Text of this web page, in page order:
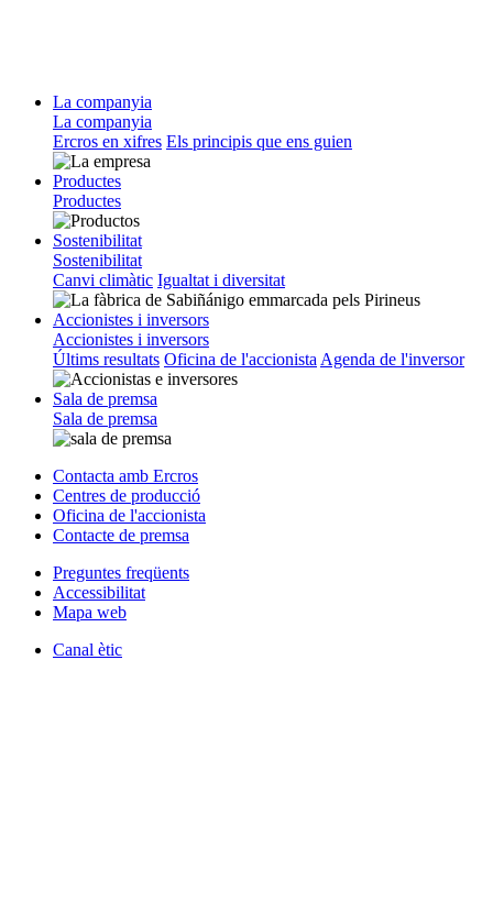
La companyia
La companyia
Ercros en xifres Els principis que ens guien
Productes
Productes
Sostenibilitat
Sostenibilitat
Canvi climàtic Igualtat i diversitat
Accionistes i inversors
Accionistes i inversors
Últims resultats Oficina de l'accionista Agenda de l'inversor
Sala de premsa
Sala de premsa
Contacta amb Ercros
Centres de producció
Oficina de l'accionista
Contacte de premsa
Preguntes freqüents
Accessibilitat
Mapa web
Canal ètic